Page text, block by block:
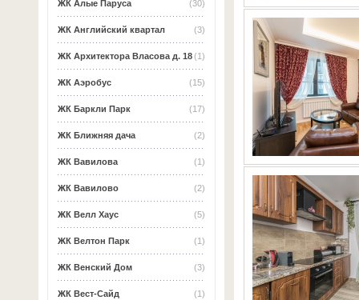
(30)
ЖК Алые Паруса
(3)
ЖК Английский квартал
(1)
ЖК Архитектора Власова д. 18
(15)
ЖК Аэробус
(17)
ЖК Баркли Парк
(2)
ЖК Ближняя дача
(1)
ЖК Вавилова
(2)
ЖК Вавилово
(5)
ЖК Велл Хаус
(1)
ЖК Велтон Парк
(3)
ЖК Венский Дом
(1)
ЖК Вест-Сайд